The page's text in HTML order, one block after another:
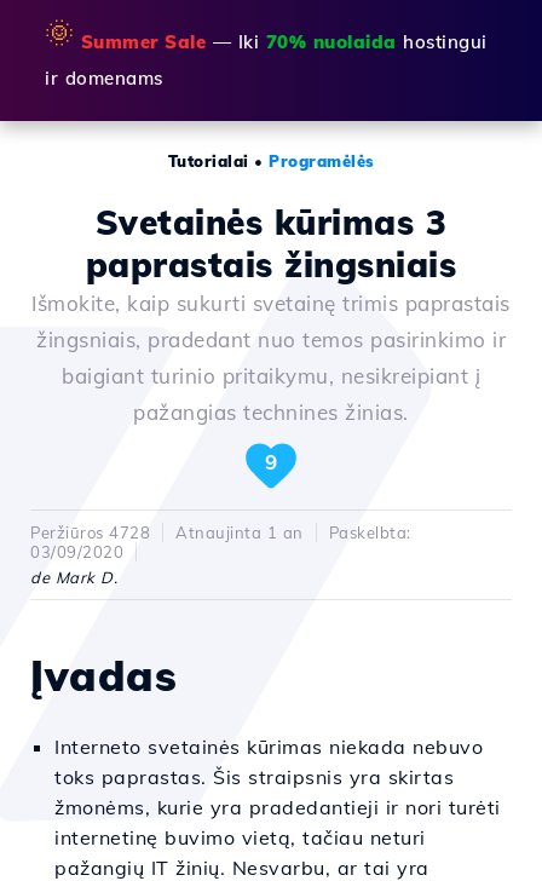
🌞 Summer Sale — Iki 70% nuolaida hostingui
ir domenams
Tutorialai • Programėlės
Svetainės kūrimas 3
paprastais žingsniais
Išmokite, kaip sukurti svetainę trimis paprastais
žingsniais, pradedant nuo temos pasirinkimo ir
baigiant turinio pritaikymu, nesikreipiant į
pažangias technines žinias.
9
Peržiūros 4728 Atnaujinta 1 an
Paskelbta:
03/09/2020
de Mark D.
Įvadas
Interneto svetainės kūrimas niekada nebuvo
toks paprastas. Šis straipsnis yra skirtas
žmonėms, kurie yra pradedantieji ir nori turėti
internetinę buvimo vietą, tačiau neturi
pažangių IT žinių. Nesvarbu, ar tai yra